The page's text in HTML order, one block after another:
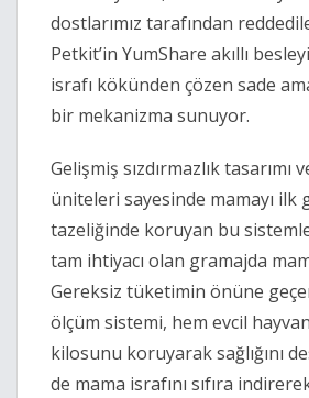
dostlarımız tarafından
Petkit’in YumShare akıllı
israfı kökünden çözen sade
bir mekanizma sunuyor.
Gelişmiş sızdırmazlık tasarımı
üniteleri sayesinde mamayı ilk
tazeliğinde koruyan bu
tam ihtiyacı olan gramajda
Gereksiz tüketimin önüne
ölçüm sistemi, hem evcil
kilosunu koruyarak sağlığını
de mama israfını sıfıra